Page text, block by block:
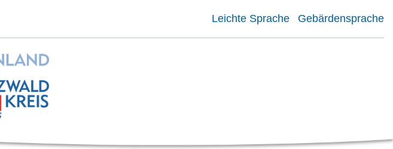
Leichte Sprache Gebärdensprache